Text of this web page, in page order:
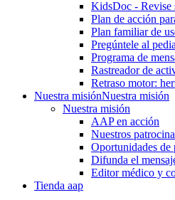
KidsDoc - Revise
Plan de acción
Plan familiar de
Pregúntele al
Programa de
Rastre​​ador de
Retraso motor:
Nuestra misiónNuestra misión
Nuestra misión
AAP en acción
Nuestros
Oportunidades de
Difunda el
Editor médico y
Tienda aap